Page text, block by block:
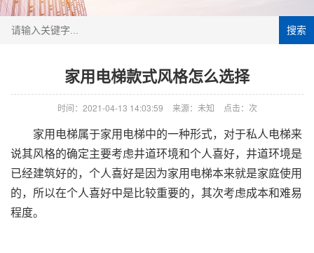
搜索
家用电梯款式风格怎么选择
时间：2021-04-13 14:03:59 来源：未知 点击： 次
家用电梯属于家用电梯中的一种形式，对于私人电梯来
说其风格的确定主要考虑井道环境和个人喜好，井道环境是
已经建筑好的，个人喜好是因为家用电梯本来就是家庭使用
的，所以在个人喜好中是比较重要的，其次考虑成本和难易
程度。